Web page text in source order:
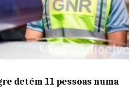
detém 11 pessoas numa